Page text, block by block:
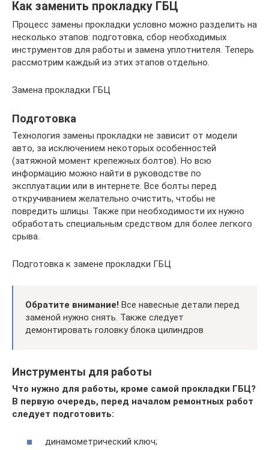
Как заменить прокладку ГБЦ
Процесс замены прокладки условно можно разделить на
несколько этапов: подготовка, сбор необходимых
инструментов для работы и замена уплотнителя. Теперь
рассмотрим каждый из этих этапов отдельно.
Замена прокладки ГБЦ
Подготовка
Технология замены прокладки не зависит от модели
авто, за исключением некоторых особенностей
(затяжной момент крепежных болтов). Но всю
информацию можно найти в руководстве по
эксплуатации или в интернете. Все болты перед
откручиванием желательно очистить, чтобы не
повредить шлицы. Также при необходимости их нужно
обработать специальным средством для более легкого
срыва.
Подготовка к замене прокладки ГБЦ
Обратите внимание! Все навесные детали перед
заменой нужно снять. Также следует
демонтировать головку блока цилиндров
Инструменты для работы
Что нужно для работы, кроме самой прокладки ГБЦ?
В первую очередь, перед началом ремонтных работ
следует подготовить:
динамометрический ключ;